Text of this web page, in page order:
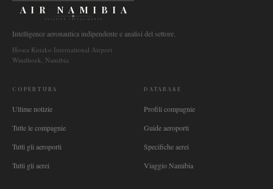
AIR NAMIBIA
AVIATION INTELLIGENCE
Intelligence aeronautica indipendente e analisi del settore.
Hosea Kutako International Airport
Windhoek, Namibia
COPERTURA
Ultime notizie
Tutte le compagnie
Tutti gli aeroporti
Tutti gli aerei
DATABASE
Profili compagnie
Guide aeroporti
Specifiche aerei
Viaggio Namibia